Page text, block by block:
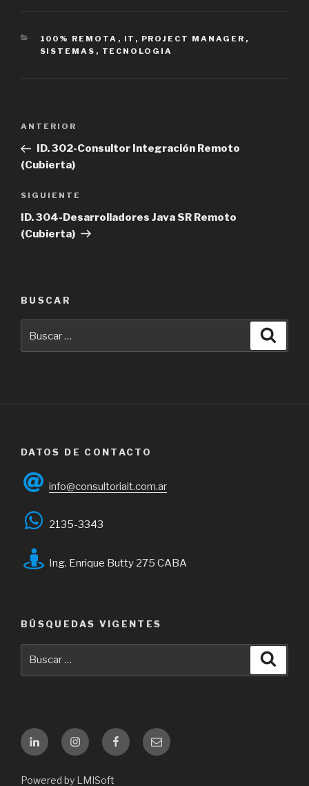
CATEGORÍAS
100% REMOTA , IT , PROJECT MANAGER ,
SISTEMAS , TECNOLOGIA
entradas
Entrada
anterior
ANTERIOR
ID. 302-Consultor Integración Remoto
(Cubierta)
Siguiente
entrada
SIGUIENTE
ID. 304-Desarrolladores Java SR Remoto
(Cubierta)
BUSCAR
por:
DATOS DE CONTACTO
info@consultoriait.com.ar
2135-3343
Ing. Enrique Butty 275 CABA
BÚSQUEDAS VIGENTES
LinkedinInstagramFacebookEmail
Powered by LMISoft